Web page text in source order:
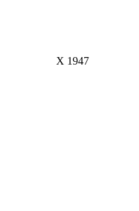
X 1947